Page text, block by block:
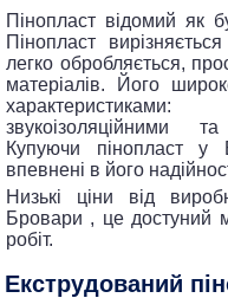
Пінопласт відомий як
Пінопласт
легко обробляється,
матеріалів. Його
характеристиками:
звукоізоляційними
Купуючи пінопласт у
впевнені в його
Низькі ціни від
Бровари , це достуний
робіт.
екструдований